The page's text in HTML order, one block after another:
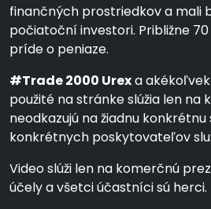
finančných prostriedkov a mali
počiatoční investori. Približne
príde o peniaze.
#Trade 2000 Urexa
použité na stránke slúžia len na
neodkazujú na žiadnu
konkrétnych poskytovateľov
Video slúži len na komerčnú
účely a všetci účastníci sú herci.